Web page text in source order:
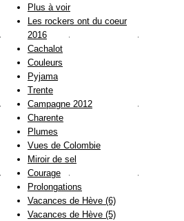
Plus à voir
Les rockers ont du coeur
2016
Cachalot
Couleurs
Pyjama
Trente
Campagne 2012
Charente
Plumes
Vues de Colombie
Miroir de sel
Courage
Prolongations
Vacances de Hève (6)
Vacances de Hève (5)